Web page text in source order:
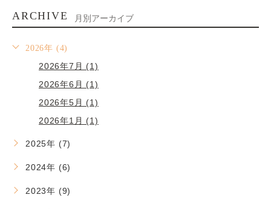
ARCHIVE 月別アーカイブ
2026年 (4)
2026年7月 (1)
2026年6月 (1)
2026年5月 (1)
2026年1月 (1)
2025年 (7)
2024年 (6)
2023年 (9)